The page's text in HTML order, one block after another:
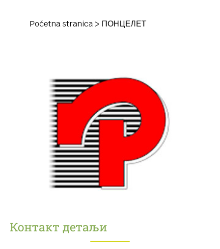
Početna stranica > ПОНЦЕЛЕТ
Контакт детаљи